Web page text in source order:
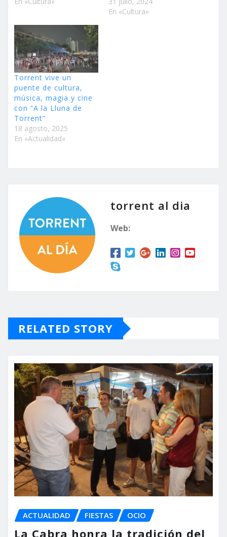
En «Cultura»
Torrent vive un
puente de cultura,
música, magia y cine
con “A la Lluna de
Torrent”
18 agosto, 2025
En «Actualidad»
torrent al dia
Web:
RELATED STORY
ACTUALIDAD FIESTAS OCIO
La Cabra honra la tradición del